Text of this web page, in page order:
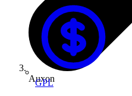
GPL
Auxon